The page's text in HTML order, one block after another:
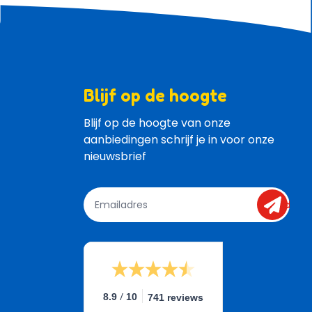
Blijf op de hoogte
Blijf op de hoogte van onze
aanbiedingen schrijf je in voor onze
nieuwsbrief
send
8.9 / 10 741 reviews